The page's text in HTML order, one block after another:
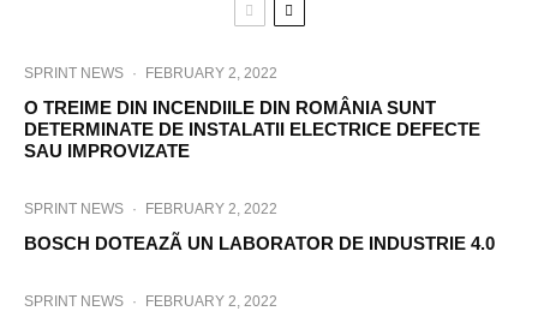
SPRINT NEWS · FEBRUARY 2, 2022
O TREIME DIN INCENDIILE DIN ROMÂNIA SUNT
DETERMINATE DE INSTALATII ELECTRICE DEFECTE
SAU IMPROVIZATE
SPRINT NEWS · FEBRUARY 2, 2022
BOSCH DOTEAZÃ UN LABORATOR DE INDUSTRIE 4.0
SPRINT NEWS · FEBRUARY 2, 2022